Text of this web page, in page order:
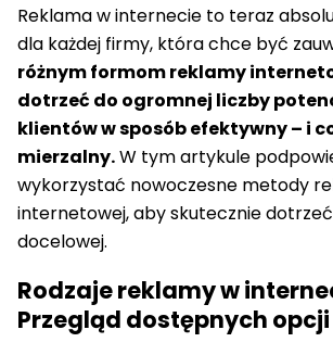
Reklama w internecie to teraz
dla każdej firmy, która chce być
różnym formom reklamy
dotrzeć do ogromnej liczby
klientów w sposób efektywny – i
mierzalny.W tym artykule
wykorzystać nowoczesne metody
internetowej, aby skutecznie
docelowej.
Rodzaje reklamy w
Przegląd dostępnych opcji